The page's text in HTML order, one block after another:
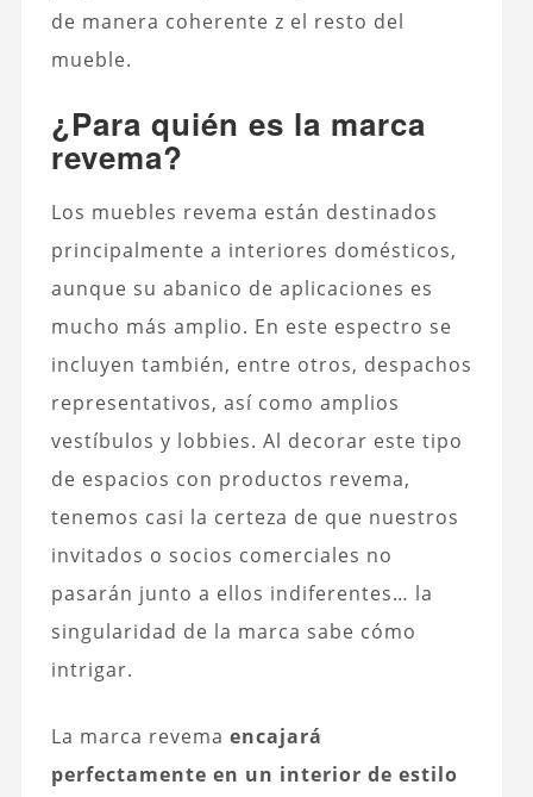
de manera coherente z el resto del
mueble.
¿Para quién es la marca
revema?
Los muebles revema están destinados
principalmente a interiores domésticos,
aunque su abanico de aplicaciones es
mucho más amplio. En este espectro se
incluyen también, entre otros, despachos
representativos, así como amplios
vestíbulos y lobbies. Al decorar este tipo
de espacios con productos revema,
tenemos casi la certeza de que nuestros
invitados o socios comerciales no
pasarán junto a ellos indiferentes… la
singularidad de la marca sabe cómo
intrigar.
La marca revema encajará
perfectamente en un interior de estilo